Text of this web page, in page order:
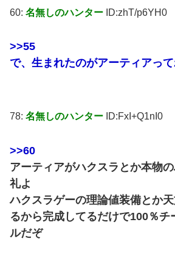
60: 名無しのハンター ID:zhT/p6YH0
>>55
で、生まれたのがアーティアっ
78: 名無しのハンター ID:FxI+Q1nI0
>>60
アーティアがハクスラとか本物
礼よ
ハクスラゲーの理論値装備とか
るから完成してるだけで100％チ
ルだぞ